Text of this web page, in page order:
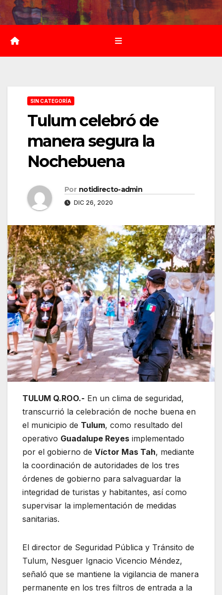
Saltar
al
contenido
SIN CATEGORÍA
Tulum celebró de
manera segura la
Nochebuena
Por notidirecto-admin
DIC 26, 2020
TULUM Q.ROO.- En un clima de seguridad,
transcurrió la celebración de noche buena en
el municipio de Tulum, como resultado del
operativo Guadalupe Reyes implementado
por el gobierno de Víctor Mas Tah, mediante
la coordinación de autoridades de los tres
órdenes de gobierno para salvaguardar la
integridad de turistas y habitantes, así como
supervisar la implementación de medidas
sanitarias.
El director de Seguridad Pública y Tránsito de
Tulum, Nesguer Ignacio Vicencio Méndez,
señaló que se mantiene la vigilancia de manera
permanente en los tres filtros de entrada a la